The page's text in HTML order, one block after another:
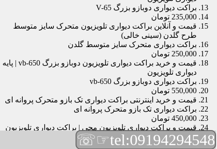
براکت دیواری دوبازو بزرگ V-65
235,000 تومان
قیمت و آنلاین براکت دیواری تلویزیون متحرک سایز متوسط
طرح گلدن (سینی خالی)
براکت دیواری متحرک سایز متوسط گلدن
250,000 تومان
قیمت و خرید براکت دیواری تلویزیون دوبازو بزرگ vb-650 | پایه
دیواری تلویزیون
براکت دیواری دوبازو بزرگ vb-650
550,000 تومان
قیمت و خرید اینترنتی براکت دیواری تک بازو متحرک پروانه ای
براکت دیواری تک بازو متحرک پروانه ای
450,000 تومان
قیمت و براکت دیواری تلویزیون مچی | براکت دیواری تلویزیون
براکت دیواری مچی
165,000 تومان
tel:09194294548
☞☏